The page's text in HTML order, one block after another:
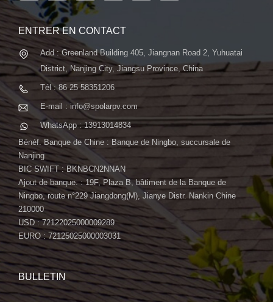
systèmes automatiques avancés...
ENTRER EN CONTACT
Add : Greenland Building 405, Jiangnan Road 2, Yuhuatai
District, Nanjing City, Jiangsu Province, China
Tél : 86 25 58351206
E-mail : info@spolarpv.com
WhatsApp : 13913014834
Bénéf. Banque de Chine : Banque de Ningbo, succursale de
Nanjing
BIC SWIFT : BKNBCN2NNAN
Ajout de banque. : 19F, Plaza B, bâtiment de la Banque de
Ningbo, route n°229 Jiangdong(M), Jianye Distr. Nankin Chine
210000
USD : 72122025000009289
EURO : 72125025000003031
BULLETIN